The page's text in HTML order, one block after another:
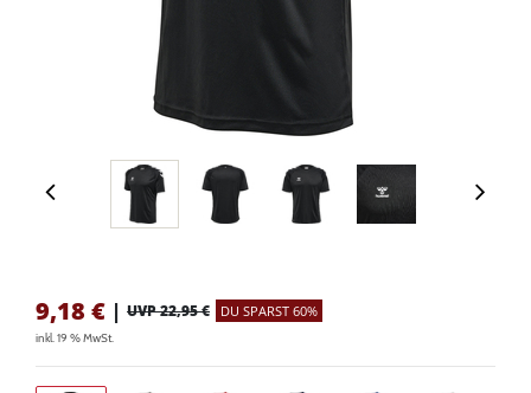
9,18 € | UVP 22,95 € DU SPARST 60%
inkl. 19 % MwSt.